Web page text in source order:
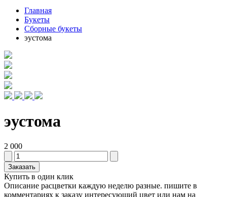
Главная
Букеты
Сборные букеты
эустома
эустома
2 000
Заказать
Купить в один клик
Описание расцветки каждую неделю разные. пишите в
комментариях к заказу интересующий цвет или нам на